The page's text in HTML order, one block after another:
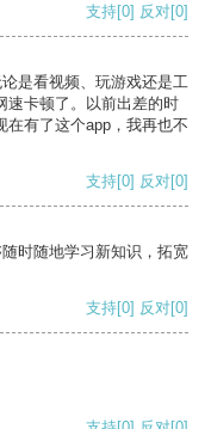
支持[0] 反对[0]
是看视频、玩游戏还是工
速卡顿了。以前出差的时
在有了这个app，我再也不
支持[0] 反对[0]
时随地学习新知识，拓宽
支持[0] 反对[0]